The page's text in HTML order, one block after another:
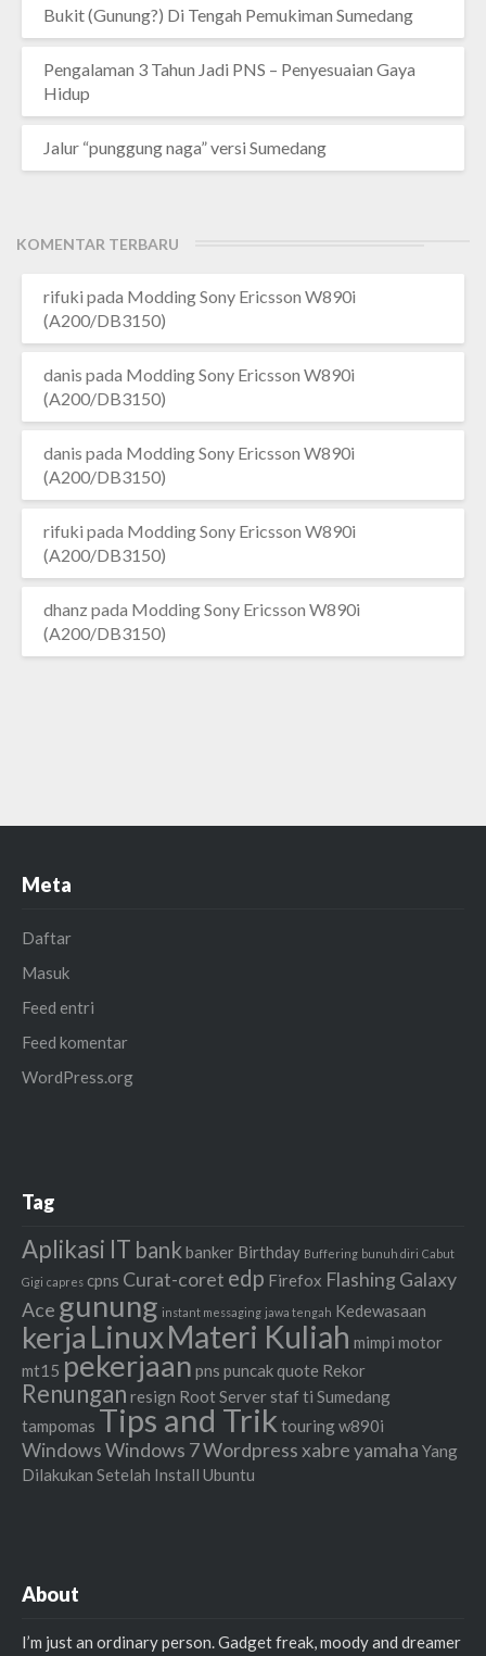
Bukit (Gunung?) Di Tengah Pemukiman Sumedang
Pengalaman 3 Tahun Jadi PNS – Penyesuaian Gaya
Hidup
Jalur “punggung naga” versi Sumedang
KOMENTAR TERBARU
rifuki pada Modding Sony Ericsson W890i
(A200/DB3150)
danis pada Modding Sony Ericsson W890i
(A200/DB3150)
danis pada Modding Sony Ericsson W890i
(A200/DB3150)
rifuki pada Modding Sony Ericsson W890i
(A200/DB3150)
dhanz pada Modding Sony Ericsson W890i
(A200/DB3150)
Meta
Daftar
Masuk
Feed entri
Feed komentar
WordPress.org
Tag
Aplikasi IT bank banker Birthday Buffering bunuh diri Cabut
Gigi capres cpns Curat-coret edp Firefox Flashing Galaxy
Ace gunung instant messaging jawa tengah Kedewasaan
kerja LinuxMateri Kuliah mimpi motor
mt15 pekerjaan pns puncakquote Rekor
Renungan resign Root Server staf ti Sumedang
tampomas Tips and Trik touringw890i
WindowsWindows 7Wordpressxabreyamaha Yang
Dilakukan Setelah Install Ubuntu
About
I’m just an ordinary person. Gadget freak, moody and dreamer